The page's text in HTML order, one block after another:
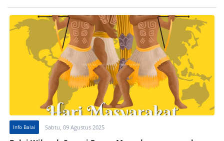
Info Balai Sabtu, 09 Agustus 2025